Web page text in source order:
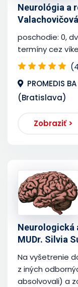
Neurológia a
Valachovičová
poschodie: 0,
termíny cez
PROMEDIS
(Bratislava)
Zobraziť >
Neurologická
MUDr. Silvia
Na vyšetrenie
z iných
absolvovali) a